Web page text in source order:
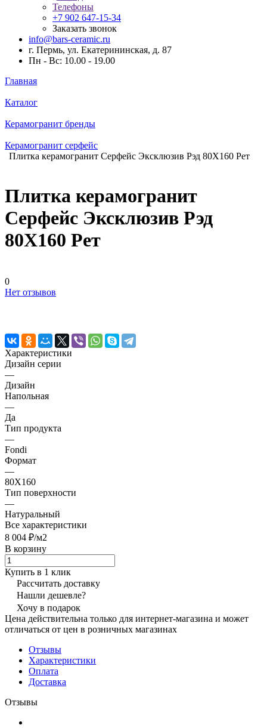
Телефоны
+7 902 647-15-34
Заказать звонок
info@bars-ceramic.ru
г. Пермь, ул. Екатерининская, д. 87
Пн - Вс: 10.00 - 19.00
Главная
Каталог
Керамогранит бренды
Керамогранит серфейс
Плитка керамогранит Серфейс Эксклюзив Рэд 80X160 Рет
Плитка керамогранит
Серфейс Эксклюзив Рэд
80X160 Рет
0
Нет отзывов
Характеристики
Дизайн серии
—
Дизайн
Напольная
—
Да
Тип продукта
—
Fondi
Формат
—
80X160
Тип поверхности
—
Натуральный
Все характеристики
8 004 ₽/м2
В корзину
Купить в 1 клик
Рассчитать доставку
Нашли дешевле?
Хочу в подарок
Цена действительна только для интернет-магазина и может
отличаться от цен в розничных магазинах
Отзывы
Характеристики
Оплата
Доставка
Отзывы